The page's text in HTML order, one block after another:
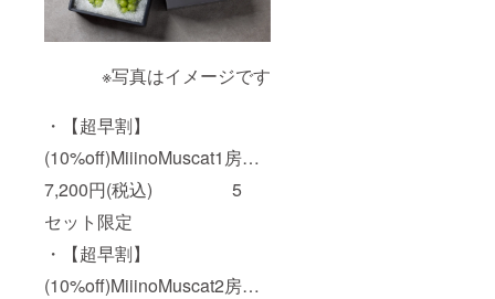
※写真はイメージです
・【超早割】
(10%off)MiiinoMuscat1房…
7,200円(税込) 5
セット限定
・【超早割】
(10%off)MiiinoMuscat2房…